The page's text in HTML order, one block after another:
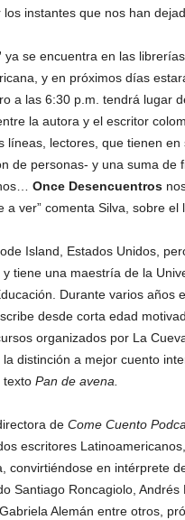
instantes que nos han
ya se encuentra en las
y en próximos días
a las 6:30 p.m. tendrá lugar
la autora y el escritor
líneas, lectores, que tienen
de personas- y una suma
Once Desencuentros
a ver” comenta Silva, sobre el
Island, Estados Unidos,
tiene una maestría de la
Durante varios años
desde corta edad
organizados por La
distinción a mejor cuento
texto Pan de avena.
de Come Cuento
escritores
convirtiéndose en intérprete
Santiago Roncagiolo,
Alemán entre otros,